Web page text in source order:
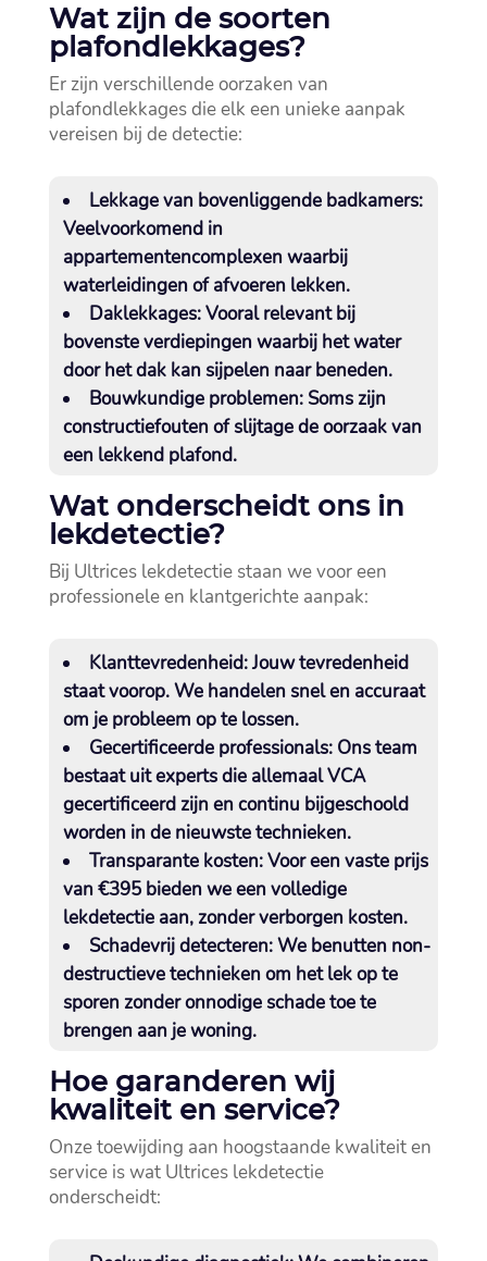
Wat zijn de soorten
plafondlekkages?
Er zijn verschillende oorzaken van
plafondlekkages die elk een unieke aanpak
vereisen bij de detectie:
Lekkage van bovenliggende badkamers:
Veelvoorkomend in
appartementencomplexen waarbij
waterleidingen of afvoeren lekken.​
Daklekkages:Vooral relevant bij
bovenste verdiepingen waarbij het water
door het dak kan sijpelen naar beneden.​
Bouwkundige problemen:Soms zijn
constructiefouten of slijtage de oorzaak van
een lekkend plafond.​
Wat onderscheidt ons in
lekdetectie?
Bij Ultrices lekdetectie staan we voor een
professionele en klantgerichte aanpak:
Klanttevredenheid:Jouw tevredenheid
staat voorop.​ We handelen snel en accuraat
om je probleem op te lossen.​
Gecertificeerde professionals:Ons team
bestaat uit experts die allemaal VCA
gecertificeerd zijn en continu bijgeschoold
worden in de nieuwste technieken.​
Transparante kosten:Voor een vaste prijs
van €395 bieden we een volledige
lekdetectie aan, zonder verborgen kosten.​
Schadevrij detecteren:We benutten non-
destructieve technieken om het lek op te
sporen zonder onnodige schade toe te
brengen aan je woning.​
Hoe garanderen wij
kwaliteit en service?
Onze toewijding aan hoogstaande kwaliteit en
service is wat Ultrices lekdetectie
onderscheidt: